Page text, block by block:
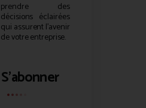
prendre des
décisions éclairées
qui assurent l’avenir
de votre entreprise.
S'abonner